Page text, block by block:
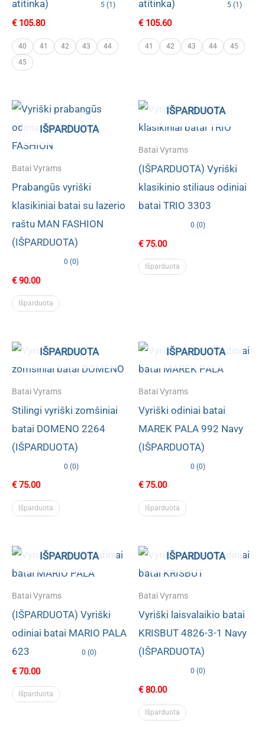
atitinka) 5 (1)
€105.80
40 41 42 43
44
45
atitinka) 5 (1)
€105.60
41 42 43 44 45
IŠPARDUOTA
Batai Vyrams
Prabangūs vyriški
klasikiniai batai su lazerio
raštu MAN FASHION
(IŠPARDUOTA)
0 (0)
€90.00
Išparduota
IŠPARDUOTA
Batai Vyrams
(IŠPARDUOTA) Vyriški
klasikinio stiliaus odiniai
batai TRIO 3303
0 (0)
€75.00
Išparduota
IŠPARDUOTA
Batai Vyrams
Stilingi vyriški zomšiniai
batai DOMENO 2264
(IŠPARDUOTA)
0 (0)
€75.00
Išparduota
IŠPARDUOTA
Batai Vyrams
Vyriški odiniai batai
MAREK PALA 992 Navy
(IŠPARDUOTA)
0 (0)
€75.00
Išparduota
IŠPARDUOTA
Batai Vyrams
(IŠPARDUOTA) Vyriški
odiniai batai MARIO PALA
623
0 (0)
€70.00
Išparduota
IŠPARDUOTA
Batai Vyrams
Vyriški laisvalaikio batai
KRISBUT 4826-3-1 Navy
(IŠPARDUOTA)
0 (0)
€80.00
Išparduota